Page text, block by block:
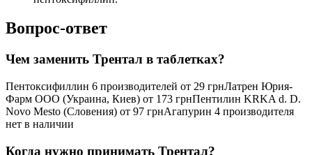
Вопрос-ответ
Чем заменить Трентал в таблетках?
Пентоксифиллин 6 производителей от 29 грнЛатрен Юрия-
Фарм ООО (Украина, Киев) от 173 грнПентилин KRKA d. D.
Novo Mesto (Словения) от 97 грнАгапурин 4 производителя
нет в наличии
Когда нужно принимать Трентал?